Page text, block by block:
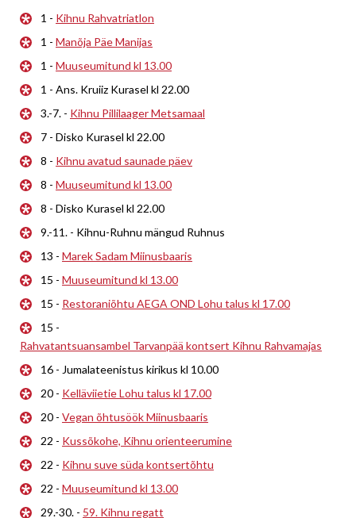
1 - Kihnu Rahvatriatlon
1 - Manõja Päe Manijas
1 - Muuseumitund kl 13.00
1 - Ans. Kruiiz Kurasel kl 22.00
3.-7. - Kihnu Pillilaager Metsamaal
7 - Disko Kurasel kl 22.00
8 - Kihnu avatud saunade päev
8 - Muuseumitund kl 13.00
8 - Disko Kurasel kl 22.00
9.-11. - Kihnu-Ruhnu mängud Ruhnus
13 - Marek Sadam Miinusbaaris
15 - Muuseumitund kl 13.00
15 - Restoraniõhtu AEGA OND Lohu talus kl 17.00
15 -
Rahvatantsuansambel Tarvanpää kontsert Kihnu Rahvamajas
16 - Jumalateenistus kirikus kl 10.00
20 - Kelläviietie Lohu talus kl 17.00
20 - Vegan õhtusöök Miinusbaaris
22 - Kussõkohe, Kihnu orienteerumine
22 - Kihnu suve süda kontsertõhtu
22 - Muuseumitund kl 13.00
29.-30. - 59. Kihnu regatt